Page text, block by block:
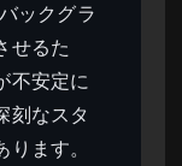
ックグラ
せるた
不安定に
刻なスタ
ます。